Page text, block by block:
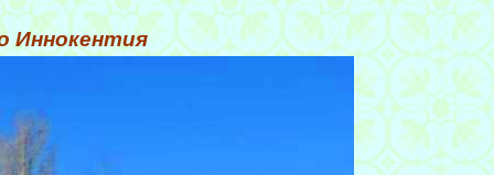
Иннокентия